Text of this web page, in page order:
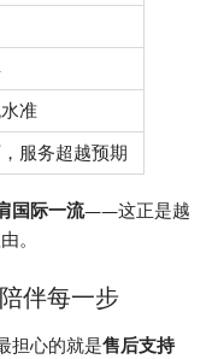
准
服务超越预期
国际一流——这正是越
。
伴每一步
担心的就是售后支持